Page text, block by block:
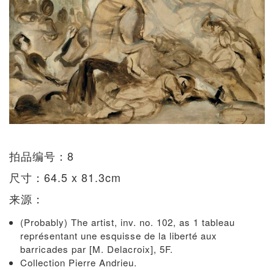
拍品编号：8
尺寸：64.5 x 81.3cm
来源：
(Probably) The artist, inv. no. 102, as 1 tableau
représentant une esquisse de la liberté aux
barricades par [M. Delacroix], 5F.
Collection Pierre Andrieu.